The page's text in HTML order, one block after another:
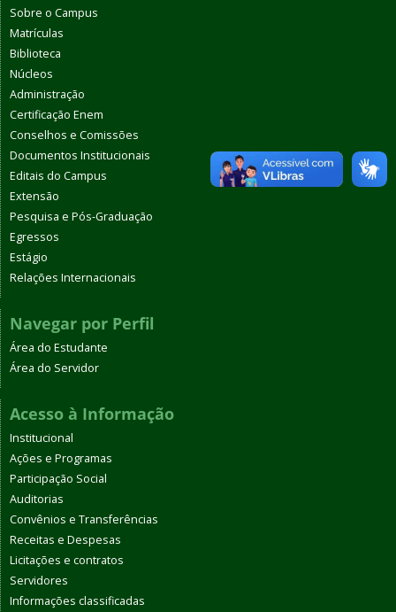
Sobre o Campus
Matrículas
Biblioteca
Núcleos
Administração
Certificação Enem
Conselhos e Comissões
Documentos Institucionais
Editais do Campus
Extensão
Pesquisa e Pós-Graduação
Egressos
Estágio
Relações Internacionais
Navegar por Perfil
Área do Estudante
Área do Servidor
Acesso à Informação
Institucional
Ações e Programas
Participação Social
Auditorias
Convênios e Transferências
Receitas e Despesas
Licitações e contratos
Servidores
Informações classificadas